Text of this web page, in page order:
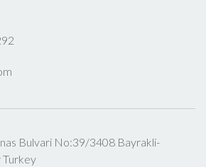
Bulvari No:39/3408 Bayrakli-
Turkey